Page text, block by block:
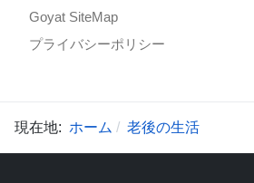
Goyat SiteMap
プライバシーポリシー
現在地: ホーム 老後の生活